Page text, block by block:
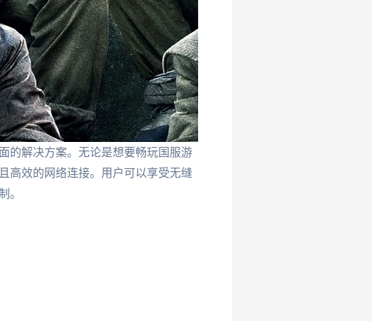
的解决方案。无论是想要畅玩国服游
高效的网络连接。用户可以享受无缝
。